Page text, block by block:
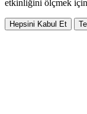
etkinliğini ölçmek için
Hepsini Kabul Et